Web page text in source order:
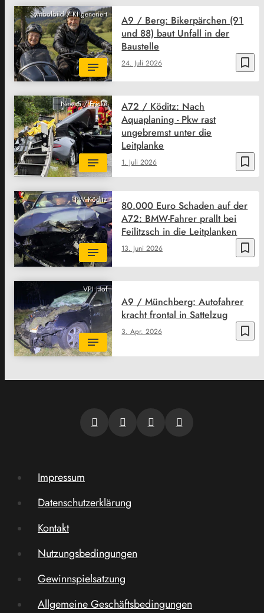
Symbolbild / KI generiert
bookmark_border
24. Juli 2026
A9 / Berg: Bikerpärchen (91
und 88) baut Unfall in der
Baustelle
News5 / Fricke
bookmark_border
1. Juli 2026
A72 / Köditz: Nach
Aquaplaning - Pkw rast
ungebremst unter die
Leitplanke
FFW Köditz
bookmark_border
13. Juni 2026
80.000 Euro Schaden auf der
A72: BMW-Fahrer prallt bei
Feilitzsch in die Leitplanken
VPI Hof
bookmark_border
3. Apr. 2026
A9 / Münchberg: Autofahrer
kracht frontal in Sattelzug
Impressum
Datenschutzerklärung
Kontakt
Nutzungsbedingungen
Gewinnspielsatzung
Allgemeine Geschäftsbedingungen